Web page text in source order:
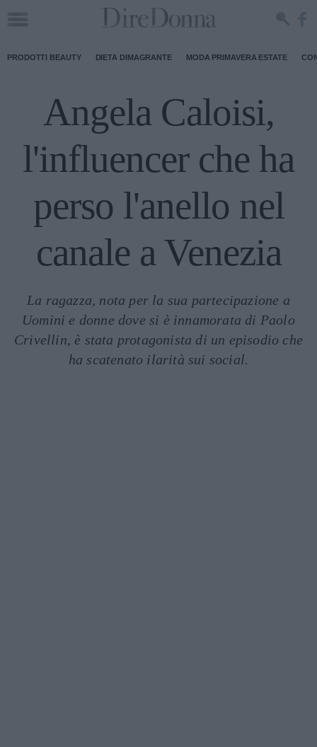
PRODOTTI BEAUTY DIETA DIMAGRANTE MODA PRIMAVERA ESTATE
Angela Caloisi,
l'influencer che ha
perso l'anello nel
canale a Venezia
La ragazza, nota per la sua partecipazione a
Uomini e donne dove si è innamorata di Paolo
Crivellin, è stata protagonista di un episodio che
ha scatenato ilarità sui social.